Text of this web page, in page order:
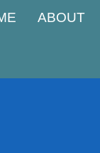
ABOUT